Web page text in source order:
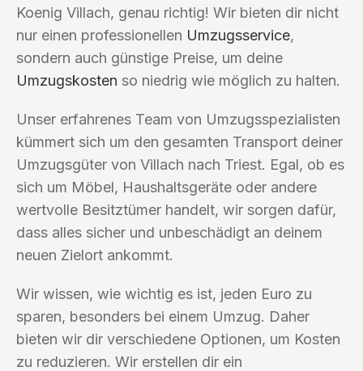
Koenig Villach, genau richtig! Wir bieten dir nicht
nur einen professionellen Umzugsservice,
sondern auch günstige Preise, um deine
Umzugskosten so niedrig wie möglich zu halten.
Unser erfahrenes Team von Umzugsspezialisten
kümmert sich um den gesamten Transport deiner
Umzugsgüter von Villach nach Triest. Egal, ob es
sich um Möbel, Haushaltsgeräte oder andere
wertvolle Besitztümer handelt, wir sorgen dafür,
dass alles sicher und unbeschädigt an deinem
neuen Zielort ankommt.
Wir wissen, wie wichtig es ist, jeden Euro zu
sparen, besonders bei einem Umzug. Daher
bieten wir dir verschiedene Optionen, um Kosten
zu reduzieren. Wir erstellen dir ein